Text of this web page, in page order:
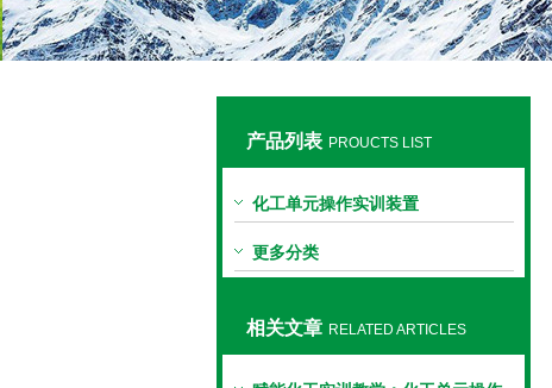
产品列表 PROUCTS LIST
化工单元操作实训装置
更多分类
相关文章 RELATED ARTICLES